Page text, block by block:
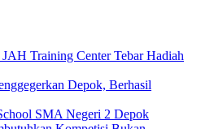
Training Center Tebar Hadiah
Depok, Berhasil
SMA Negeri 2 Depok